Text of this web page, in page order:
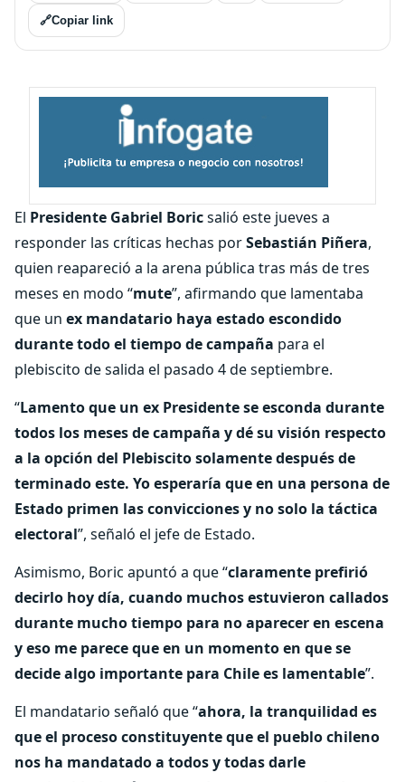
🔗Copiar link
El Presidente Gabriel Boricsalió este jueves a
responder las críticas hechas porSebastián Piñera,
quien reapareció a la arena pública tras más de tres
meses en modo “mute”, afirmando que lamentaba
que un ex mandatario haya estado escondido
durante todo el tiempo de campaña para el
plebiscito de salida el pasado 4 de septiembre.
“Lamento que un ex Presidente se esconda durante
todos los meses de campaña y dé su visión respecto
a la opción del Plebiscito solamente después de
terminado este. Yo esperaría que en una persona de
Estado primen las convicciones y no solo la táctica
electoral”, señaló el jefe de Estado.
Asimismo, Boric apuntó a que “claramente prefirió
decirlo hoy día, cuando muchos estuvieron callados
durante mucho tiempo para no aparecer en escena
y eso me parece que en un momento en que se
decide algo importante para Chile es lamentable”.
El mandatario señaló que “ahora, la tranquilidad es
que el proceso constituyente que el pueblo chileno
nos ha mandatado a todos y todas darle